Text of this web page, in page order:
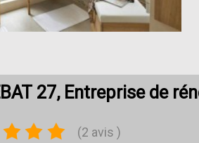
27, Entreprise de
(2 avis )